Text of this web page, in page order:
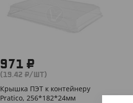
971 ₽
(19.42 ₽/ШТ)
Крышка ПЭТ к контейнеру
Pratico, 256*182*24мм